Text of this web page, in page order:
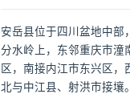
安岳县位于四川盆地中部
分水岭上，东邻重庆市潼
区，南接内江市东兴区，
北与中江县、射洪市接壤。